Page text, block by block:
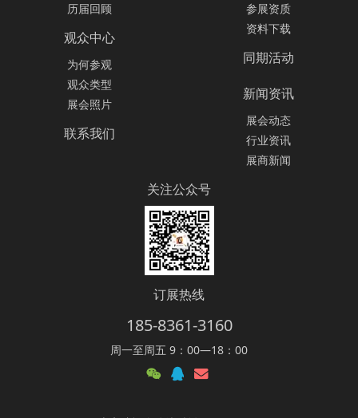
历届回顾
参展资质
资料下载
观众中心
为何参观
观众类型
展会照片
同期活动
新闻资讯
展会动态
行业资讯
展商新闻
联系我们
关注公众号
订展热线
185-8361-3160
周一至周五 9：00—18：00